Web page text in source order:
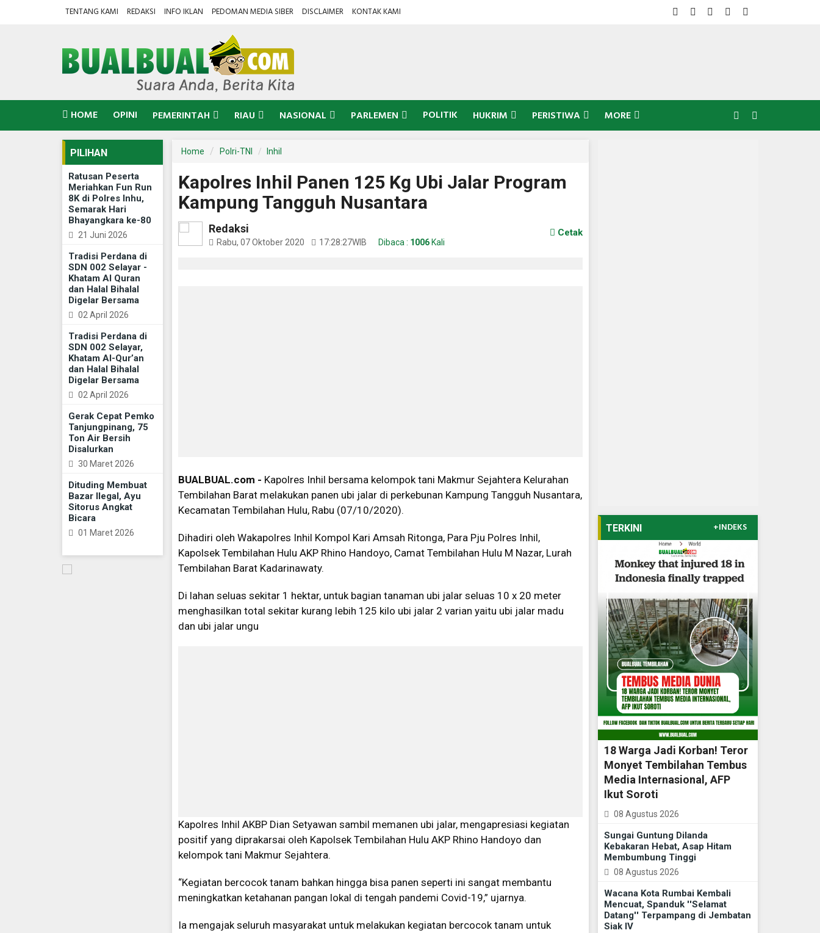
TENTANG KAMI REDAKSI INFO IKLAN PEDOMAN MEDIA SIBER DISCLAIMER KONTAK KAMI
HOME OPINI PEMERINTAH RIAU NASIONAL PARLEMEN POLITIK HUKRIM PERISTIWA MORE
PILIHAN
Ratusan Peserta
Meriahkan Fun Run
8K di Polres Inhu,
Semarak Hari
Bhayangkara ke-80
21 Juni 2026
Tradisi Perdana di
SDN 002 Selayar -
Khatam Al Quran
dan Halal Bihalal
Digelar Bersama
02 April 2026
Tradisi Perdana di
SDN 002 Selayar,
Khatam Al-Qur’an
dan Halal Bihalal
Digelar Bersama
02 April 2026
Gerak Cepat Pemko
Tanjungpinang, 75
Ton Air Bersih
Disalurkan
30 Maret 2026
Dituding Membuat
Bazar Ilegal, Ayu
Sitorus Angkat
Bicara
01 Maret 2026
Home Polri-TNI Inhil
Kapolres Inhil Panen 125 Kg Ubi Jalar Program
Kampung Tangguh Nusantara
Redaksi
Rabu, 07 Oktober 2020 17:28:27WIB Dibaca : 1006 Kali
Cetak
BUALBUAL.com - Kapolres Inhil bersama kelompok tani Makmur Sejahtera Kelurahan
Tembilahan Barat melakukan panen ubi jalar di perkebunan Kampung Tangguh Nusantara,
Kecamatan Tembilahan Hulu, Rabu (07/10/2020).
Dihadiri oleh Wakapolres Inhil Kompol Kari Amsah Ritonga, Para Pju Polres Inhil,
Kapolsek Tembilahan Hulu AKP Rhino Handoyo, Camat Tembilahan Hulu M Nazar, Lurah
Tembilahan Barat Kadarinawaty.
Di lahan seluas sekitar 1 hektar, untuk bagian tanaman ubi jalar seluas 10 x 20 meter
menghasilkan total sekitar kurang lebih 125 kilo ubi jalar 2 varian yaitu ubi jalar madu
dan ubi jalar ungu
Kapolres Inhil AKBP Dian Setyawan sambil memanen ubi jalar, mengapresiasi kegiatan
positif yang diprakarsai oleh Kapolsek Tembilahan Hulu AKP Rhino Handoyo dan
kelompok tani Makmur Sejahtera.
“Kegiatan bercocok tanam bahkan hingga bisa panen seperti ini sangat membantu
meningkatkan ketahanan pangan lokal di tengah pandemi Covid-19,” ujarnya.
Ia mengajak seluruh masyarakat untuk melakukan kegiatan bercocok tanam untuk
TERKINI +INDEKS
18 Warga Jadi Korban! Teror
Monyet Tembilahan Tembus
Media Internasional, AFP
Ikut Soroti
08 Agustus 2026
Sungai Guntung Dilanda
Kebakaran Hebat, Asap Hitam
Membumbung Tinggi
08 Agustus 2026
Wacana Kota Rumbai Kembali
Mencuat, Spanduk ''Selamat
Datang'' Terpampang di Jembatan
Siak IV